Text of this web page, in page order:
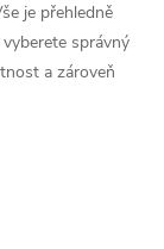
je přehledně
správný
a zároveň